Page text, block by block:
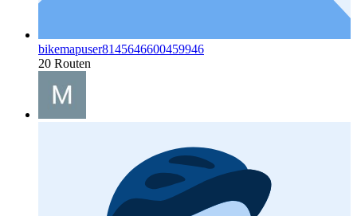
bikemapuser8145646600459946
20 Routen